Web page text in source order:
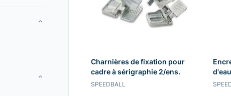
Charnières de fixation pour
cadre à sérigraphie 2/ens.
SPEEDBALL